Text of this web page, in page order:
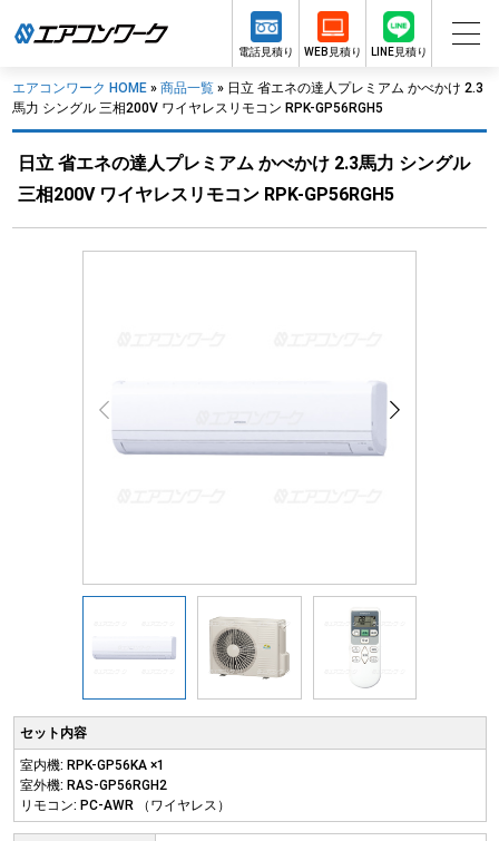
電話見積り WEB見積り LINE見積り
エアコンワーク HOME » 商品一覧 » 日立 省エネの達人プレミアム かべかけ 2.3
馬力 シングル 三相200V ワイヤレスリモコン RPK-GP56RGH5
日立 省エネの達人プレミアム かべかけ 2.3馬力 シングル
三相200V ワイヤレスリモコン RPK-GP56RGH5
セット内容
室内機: RPK-GP56KA ×1
室外機: RAS-GP56RGH2
リモコン: PC-AWR （ワイヤレス）